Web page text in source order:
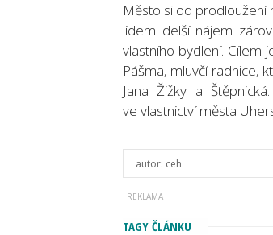
Město si od prodloužení
lidem delší nájem
vlastního bydlení. Cílem
Pášma, mluvčí radnice,
Jana Žižky a
ve vlastnictví města
autor: ceh
TAGY ČLÁNKU